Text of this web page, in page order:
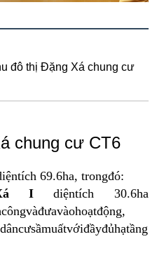
đô thị Đặng Xá chung cư
chung cư CT6
tích 69.6ha,trongđó:
I diệntích 30.6ha
côngvàđưavàohoạtđộng,
dâncưsầmuấtvớiđầyđủhạtầng